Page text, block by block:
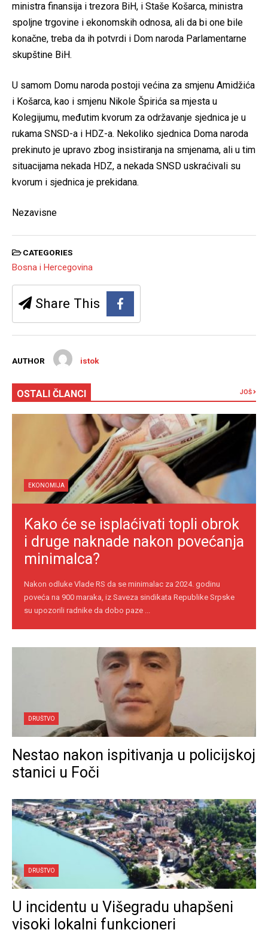
ministra finansija i trezora BiH, i Staše Košarca, ministra
spoljne trgovine i ekonomskih odnosa, ali da bi one bile
konačne, treba da ih potvrdi i Dom naroda Parlamentarne
skupštine BiH.
U samom Domu naroda postoji većina za smjenu Amidžića
i Košarca, kao i smjenu Nikole Špirića sa mjesta u
Kolegijumu, međutim kvorum za održavanje sjednica je u
rukama SNSD-a i HDZ-a. Nekoliko sjednica Doma naroda
prekinuto je upravo zbog insistiranja na smjenama, ali u tim
situacijama nekada HDZ, a nekada SNSD uskraćivali su
kvorum i sjednica je prekidana.
Nezavisne
CATEGORIES
Bosna i Hercegovina
Share This
AUTHOR istok
OSTALI ČLANCI JOŠ
EKONOMIJA
Kako će se isplaćivati topli obrok
i druge naknade nakon povećanja
minimalca?
Nakon odluke Vlade RS da se minimalac za 2024. godinu
poveća na 900 maraka, iz Saveza sindikata Republike Srpske
su upozorili radnike da dobo paze ...
DRUŠTVO
Nestao nakon ispitivanja u policijskoj
stanici u Foči
DRUŠTVO
U incidentu u Višegradu uhapšeni
visoki lokalni funkcioneri